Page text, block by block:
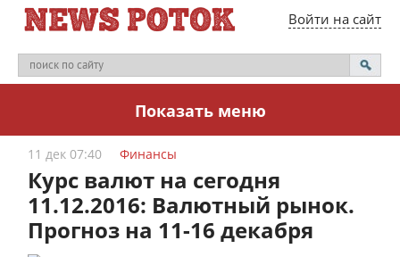
Войти на сайт
Показать меню
11 дек 07:40 Финансы
Курс валют на сегодня
11.12.2016: Валютный рынок.
Прогноз на 11-16 декабря